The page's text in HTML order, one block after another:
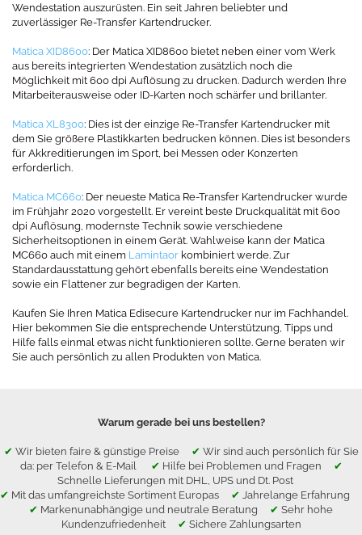
Wendestation auszurüsten. Ein seit Jahren beliebter und
zuverlässiger Re-Transfer Kartendrucker.
Matica XID8600: Der Matica XID8600 bietet neben einer vom Werk
aus bereits integrierten Wendestation zusätzlich noch die
Möglichkeit mit 600 dpi Auflösung zu drucken. Dadurch werden Ihre
Mitarbeiterausweise oder ID-Karten noch schärfer und brillanter.
Matica XL8300: Dies ist der einzige Re-Transfer Kartendrucker mit
dem Sie größere Plastikkarten bedrucken können. Dies ist besonders
für Akkreditierungen im Sport, bei Messen oder Konzerten
erforderlich.
Matica MC660: Der neueste Matica Re-Transfer Kartendrucker wurde
im Frühjahr 2020 vorgestellt. Er vereint beste Druckqualität mit 600
dpi Auflösung, modernste Technik sowie verschiedene
Sicherheitsoptionen in einem Gerät. Wahlweise kann der Matica
MC660 auch mit einem Lamintaor kombiniert werde. Zur
Standardausstattung gehört ebenfalls bereits eine Wendestation
sowie ein Flattener zur begradigen der Karten.
Kaufen Sie Ihren Matica Edisecure Kartendrucker nur im Fachhandel.
Hier bekommen Sie die entsprechende Unterstützung, Tipps und
Hilfe falls einmal etwas nicht funktionieren sollte. Gerne beraten wir
Sie auch persönlich zu allen Produkten von Matica.
Warum gerade bei uns bestellen?
✔ Wir bieten faire & günstige Preise ✔ Wir sind auch persönlich für Sie
da: per Telefon & E-Mail ✔ Hilfe bei Problemen und Fragen ✔
Schnelle Lieferungen mit DHL, UPS und Dt. Post
✔ Mit das umfangreichste Sortiment Europas ✔ Jahrelange Erfahrung
✔ Markenunabhängige und neutrale Beratung ✔ Sehr hohe
Kundenzufriedenheit ✔ Sichere Zahlungsarten